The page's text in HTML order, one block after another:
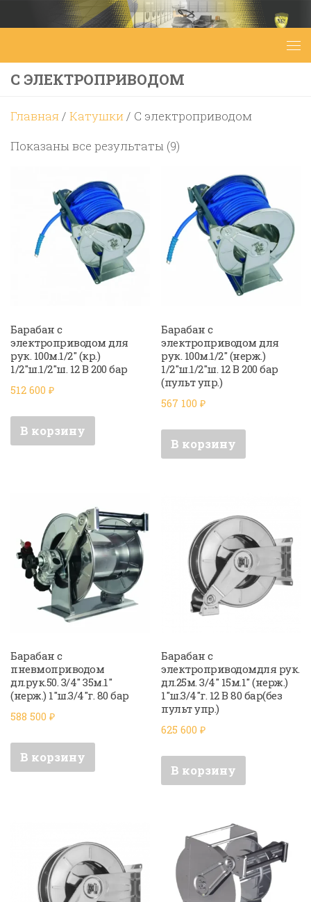
Перейти к содержимому
С ЭЛЕКТРОПРИВОДОМ
Главная/ Катушки/ С электроприводом
Показаны все результаты (9)
возрастанию
Барабан с
электроприводом для
рук. 100м.1/2″ (кр.)
1/2″ш.1/2″ш. 12 В 200 бар
512 600 ₽
В корзину
Барабан с
электроприводом для
рук. 100м.1/2″ (нерж.)
1/2″ш.1/2″ш. 12 В 200 бар
(пульт упр.)
567 100₽
В корзину
Барабан с
пневмоприводом
дл.рук.50. 3/4″ 35м.1″
(нерж.) 1″ш.3/4″г. 80 бар
588 500 ₽
В корзину
Барабан с
электроприводомдля рук.
дл.25м. 3/4″ 15м.1″ (нерж.)
1″ш.3/4″г. 12 В 80 бар(без
пульт упр.)
625 600₽
В корзину